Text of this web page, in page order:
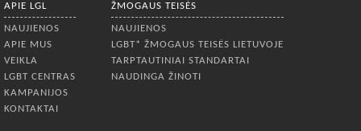
APIE LGL
NAUJIENOS
APIE MUS
VEIKLA
LGBT CENTRAS
KAMPANIJOS
KONTAKTAI
ŽMOGAUS TEISĖS
NAUJIENOS
LGBT* ŽMOGAUS TEISĖS LIETUVOJE
TARPTAUTINIAI STANDARTAI
NAUDINGA ŽINOTI